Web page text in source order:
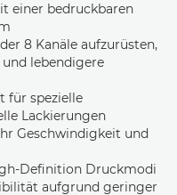
einer bedruckbaren
8 Kanäle aufzurüsten,
lebendigere
für spezielle
Lackierungen
Geschwindigkeit und
Definition Druckmodi
aufgrund geringer